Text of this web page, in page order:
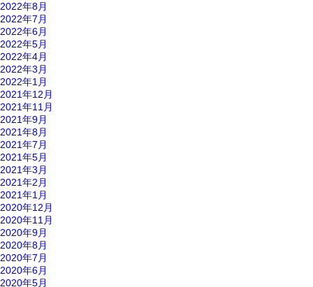
2022年8月
2022年7月
2022年6月
2022年5月
2022年4月
2022年3月
2022年1月
2021年12月
2021年11月
2021年9月
2021年8月
2021年7月
2021年5月
2021年3月
2021年2月
2021年1月
2020年12月
2020年11月
2020年9月
2020年8月
2020年7月
2020年6月
2020年5月